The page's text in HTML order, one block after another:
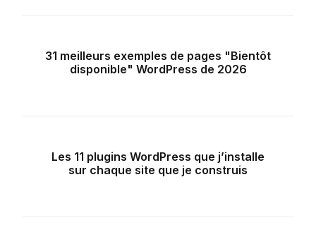
31 meilleurs exemples de pages "Bientôt
disponible" WordPress de 2026
Les 11 plugins WordPress que j’installe
sur chaque site que je construis